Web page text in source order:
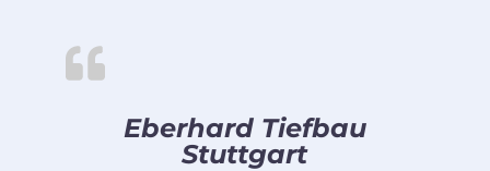
Eberhard Tiefbau
Stuttgart